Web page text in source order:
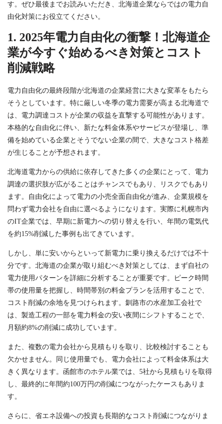
す。ぜひ最後までお読みいただき、北海道企業ならではの電力自
由化対策にお役立てください。
1. 2025年電力自由化の衝撃！北海道企
業が今すぐ始めるべき対策とコスト
削減戦略
電力自由化の最終段階が北海道の企業経営に大きな変革をもたら
そうとしています。特に厳しい冬季の電力需要が高まる北海道で
は、電力調達コストが企業の収益を直撃する可能性があります。
本格的な自由化に伴い、新たな料金体系やサービスが登場し、準
備を始めている企業とそうでない企業の間で、大きなコスト格差
が生じることが予想されます。
北海道電力からの供給に依存してきた多くの企業にとって、電力
調達の選択肢が広がることはチャンスでもあり、リスクでもあり
ます。自由化によって電力の小売全面自由化が進み、企業規模を
問わず電力会社を自由に選べるようになります。実際に札幌市内
のIT企業では、早期に新電力への切り替えを行い、年間の電気代
を約15%削減した事例も出てきています。
しかし、単に安いからといって新電力に乗り換えるだけでは不十
分です。北海道の企業が取り組むべき対策としては、まず自社の
電力使用パターンを詳細に分析することが重要です。ピーク時間
帯の使用量を把握し、時間帯別の料金プランを活用することで、
コスト削減の余地を見つけられます。釧路市の水産加工会社で
は、製造工程の一部を電力料金の安い夜間にシフトすることで、
月額約8%の削減に成功しています。
また、複数の電力会社から見積もりを取り、比較検討することも
欠かせません。同じ使用量でも、電力会社によって料金体系は大
きく異なります。函館市のホテル業では、5社から見積もりを取得
し、最終的に年間約100万円の削減につながったケースもありま
す。
さらに、省エネ設備への投資も長期的なコスト削減につながりま